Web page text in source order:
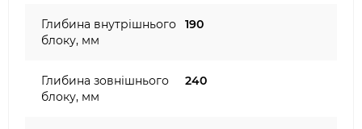
Глибина внутрішнього
блоку, мм
190
Глибина зовнішнього
блоку, мм
240